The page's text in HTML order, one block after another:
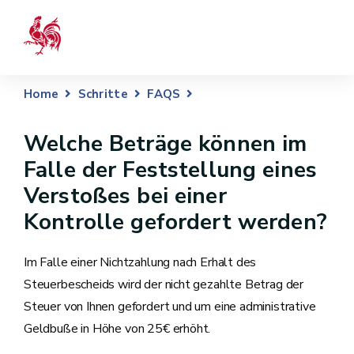
Home Schritte FAQS
Welche Beträge können im
Falle der Feststellung eines
Verstoßes bei einer
Kontrolle gefordert werden?
Im Falle einer Nichtzahlung nach Erhalt des
Steuerbescheids wird der nicht gezahlte Betrag der
Steuer von Ihnen gefordert und um eine administrative
Geldbuße in Höhe von 25€ erhöht.